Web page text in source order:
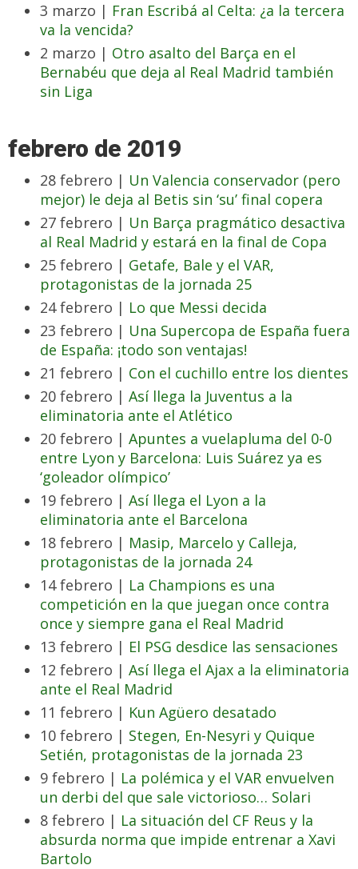
3 marzo | Fran Escribá al Celta: ¿a la tercera
va la vencida?
2 marzo | Otro asalto del Barça en el
Bernabéu que deja al Real Madrid también
sin Liga
febrero de 2019
28 febrero | Un Valencia conservador (pero
mejor) le deja al Betis sin ‘su’ final copera
27 febrero | Un Barça pragmático desactiva
al Real Madrid y estará en la final de Copa
25 febrero | Getafe, Bale y el VAR,
protagonistas de la jornada 25
24 febrero | Lo que Messi decida
23 febrero | Una Supercopa de España fuera
de España: ¡todo son ventajas!
21 febrero | Con el cuchillo entre los dientes
20 febrero | Así llega la Juventus a la
eliminatoria ante el Atlético
20 febrero | Apuntes a vuelapluma del 0-0
entre Lyon y Barcelona: Luis Suárez ya es
‘goleador olímpico’
19 febrero | Así llega el Lyon a la
eliminatoria ante el Barcelona
18 febrero | Masip, Marcelo y Calleja,
protagonistas de la jornada 24
14 febrero | La Champions es una
competición en la que juegan once contra
once y siempre gana el Real Madrid
13 febrero | El PSG desdice las sensaciones
12 febrero | Así llega el Ajax a la eliminatoria
ante el Real Madrid
11 febrero | Kun Agüero desatado
10 febrero | Stegen, En-Nesyri y Quique
Setién, protagonistas de la jornada 23
9 febrero | La polémica y el VAR envuelven
un derbi del que sale victorioso… Solari
8 febrero | La situación del CF Reus y la
absurda norma que impide entrenar a Xavi
Bartolo